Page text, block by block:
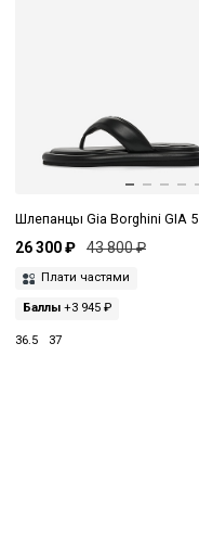
Шлепанцы Gia Borghini GIA 5
26 300 ₽ 43 800 ₽
Плати частями
Баллы +3 945 ₽
36.5 37